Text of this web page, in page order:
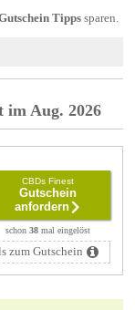
Tippssparen.
im Aug. 2026
CBDs Finest
Gutschein
anfordern
schon 38mal eingelöst
zum Gutschein